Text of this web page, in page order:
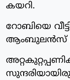
കയറി.
റോബിയെ
ആംബുലന്‍സ്